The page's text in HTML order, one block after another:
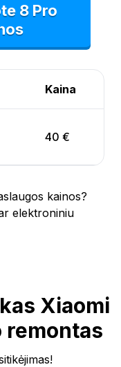
8 Pro
Kaina
40 €
kainos?
elektroniniu
Xiaomi
remontas